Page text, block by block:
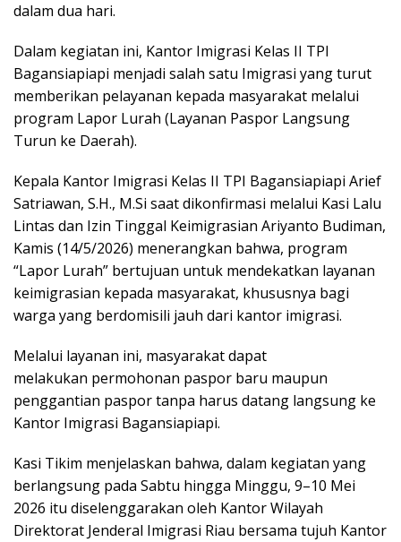
dalam dua hari.
Dalam kegiatan ini, Kantor Imigrasi Kelas II TPI
Bagansiapiapi menjadi salah satu Imigrasi yang turut
memberikan pelayanan kepada masyarakat melalui
program Lapor Lurah (Layanan Paspor Langsung
Turun ke Daerah).
Kepala Kantor Imigrasi Kelas II TPI Bagansiapiapi Arief
Satriawan, S.H., M.Si saat dikonfirmasi melalui Kasi Lalu
Lintas dan Izin Tinggal Keimigrasian Ariyanto Budiman,
Kamis (14/5/2026) menerangkan bahwa, program
“Lapor Lurah” bertujuan untuk mendekatkan layanan
keimigrasian kepada masyarakat, khususnya bagi
warga yang berdomisili jauh dari kantor imigrasi.
Melalui layanan ini, masyarakat dapat
melakukan permohonan paspor baru maupun
penggantian paspor tanpa harus datang langsung ke
Kantor Imigrasi Bagansiapiapi.
Kasi Tikim menjelaskan bahwa, dalam kegiatan yang
berlangsung pada Sabtu hingga Minggu, 9–10 Mei
2026 itu diselenggarakan oleh Kantor Wilayah
Direktorat Jenderal Imigrasi Riau bersama tujuh Kantor